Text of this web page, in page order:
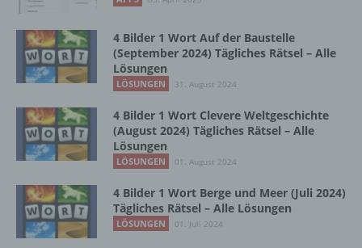
4 Bilder 1 Wort Auf der Baustelle
(September 2024) Tägliches Rätsel – Alle
Lösungen
LÖSUNGEN 31. August 2024
4 Bilder 1 Wort Clevere Weltgeschichte
(August 2024) Tägliches Rätsel – Alle
Lösungen
LÖSUNGEN 01. August 2024
4 Bilder 1 Wort Berge und Meer (Juli 2024)
Tägliches Rätsel – Alle Lösungen
LÖSUNGEN 01. Juli 2024
f) Pseudonymisierung
Pseudonymisierung ist die Verarbeitung
auf welche die personenbezogenen Daten
ohne Hinzuziehung zusätzlicher
Informationen nicht mehr einer spezifischen
betroffenen Person zugeordnet werden
Informationen gesondert aufbewahrt werden
und technischen und organisatorischen
Maßnahmen unterliegen, die gewährleisten,